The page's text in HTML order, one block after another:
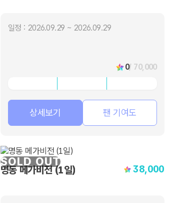
일정 : 2026.09.29 ~ 2026.09.29
0/ 70,000
상세보기 팬 기여도
SOLD OUT
명동 메가비전 (1일) 38,000